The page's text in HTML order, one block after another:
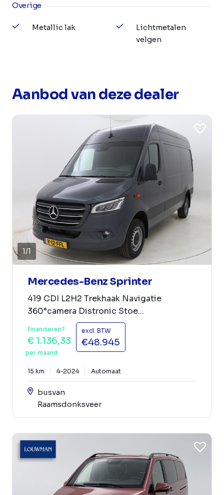
Overige
Metallic lak
Lichtmetalen
velgen
Aanbod van deze dealer
1/1
Mercedes-Benz Sprinter
419 CDI L2H2 Trekhaak Navigatie
360°camera Distronic Stoe...
Financieren?
€ 1.136,33
per maand
excl. BTW
€48.945
15 km 4-2024 Automaat
busvan
Raamsdonksveer